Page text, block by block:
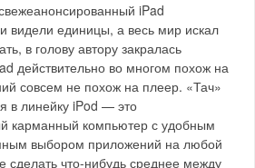
iPad
видели единицы, а весь мир искал
в голову автору закралась
действительно во многом похож на
совсем не похож на плеер. «Тач»
в линейку iPod — это
карманный компьютер с удобным
выбором приложений на любой
сделать что-нибудь среднее между